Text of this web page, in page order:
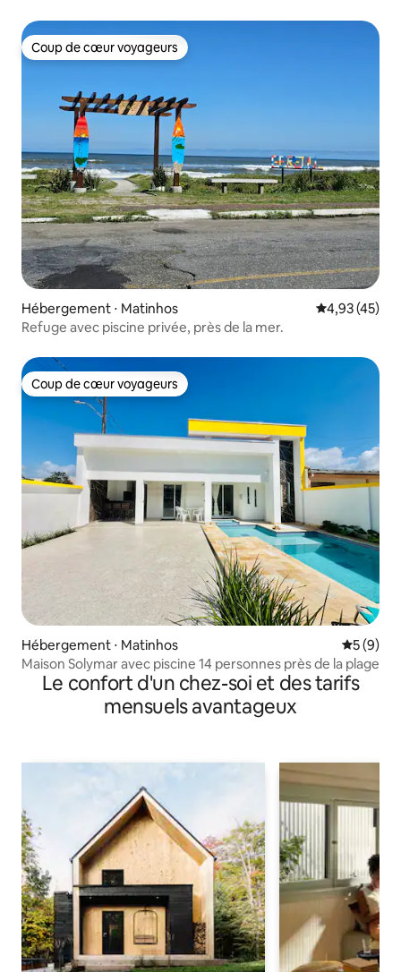
Coup de cœur voyageurs
Coup de cœur voyageurs
Hébergement ⋅ Matinhos Évaluation
4,93 (45)
Refuge avec piscine privée, près de la mer.
Coup de cœur voyageurs
Coup de cœur voyageurs
Hébergement ⋅ Matinhos
5 (9)
Maison Solymar avec piscine 14 personnes près de la plage
Le confort d'un chez-soi et des tarifs
mensuels avantageux